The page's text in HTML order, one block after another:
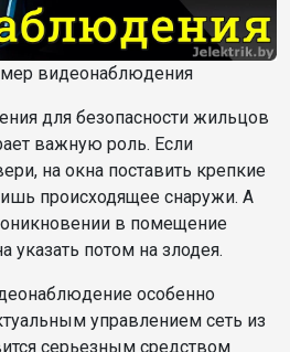
видеонаблюдения
для безопасности жильцов
важную роль. Если
на окна поставить крепкие
происходящее снаружи. А
в помещение
указать потом на злодея.
особенно
управлением сеть из
серьезным средством